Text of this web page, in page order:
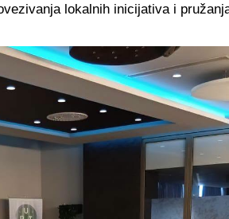
lokalnih inicijativa i